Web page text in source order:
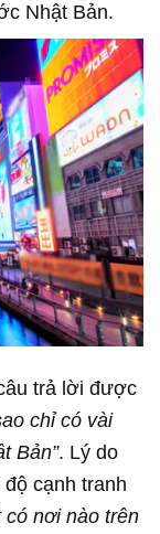
Nhật Bản.
trả lời được
chỉ có vài
Bản”. Lý do
cạnh tranh
có nơi nào trên